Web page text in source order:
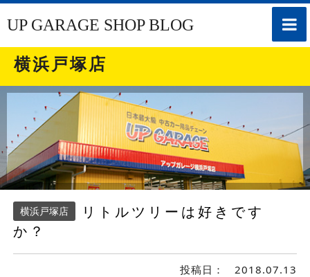
toggle
UP GARAGE SHOP BLOG
横浜戸塚店
横浜戸塚店
リトルツリーは好きです
か？
投稿日： 2018.07.13